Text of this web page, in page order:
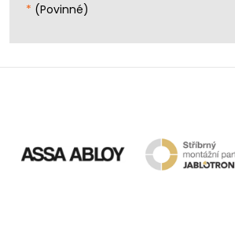
* (Povinné)